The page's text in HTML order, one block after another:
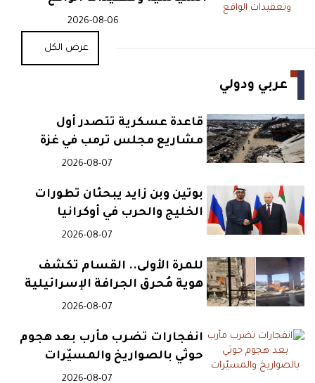
أبرز الأحداث الأمنية في لبنان 6
أغسطس2026
إلى دمشق منذ سنوات
إعادة إعمار غزة بعد الحرب
غامضة تبنت تفجير جرمانا
تثير مخاوف أمنية في بريطانيا
2026-08-06
عرض الكل
عربي ودولي
قاعدة عسكرية تتصدر أول
مشاريع مجلس ترمب في غزة
2026-08-07
بوتين وبن زايد يبحثان تطورات
الخليج والحرب في أوكرانيا
2026-08-07
للمرة الأولى.. القسام تكشف
هوية مُحرق الجرافة الإسرائيلية
2026-08-07
انفجارات تضرب مأرب بعد هجوم
حوثي بالصواريخ والمسيّرات
2026-08-07